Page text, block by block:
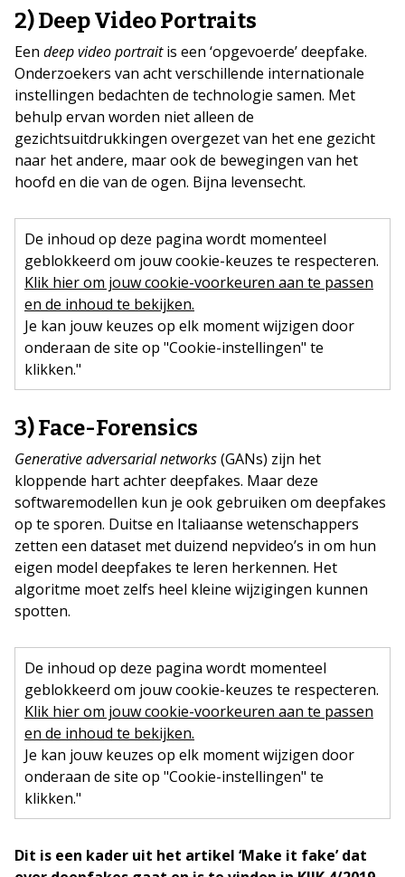
2) Deep Video Portraits
Een deep video portraitis een ‘opgevoerde’ deepfake.
Onderzoekers van acht verschillende internationale
instellingen bedachten de technologie samen. Met
behulp ervan worden niet alleen de
gezichtsuitdrukkingen overgezet van het ene gezicht
naar het andere, maar ook de bewegingen van het
hoofd en die van de ogen. Bijna levensecht.
De inhoud op deze pagina wordt momenteel
geblokkeerd om jouw cookie-keuzes te respecteren.
Klik hier om jouw cookie-voorkeuren aan te passen
en de inhoud te bekijken.
Je kan jouw keuzes op elk moment wijzigen door
onderaan de site op "Cookie-instellingen" te
klikken."
3) Face-Forensics
Generative adversarial networks(GANs) zijn het
kloppende hart achter deepfakes. Maar deze
softwaremodellen kun je ook gebruiken om deepfakes
op te sporen. Duitse en Italiaanse wetenschappers
zetten een dataset met duizend nepvideo’s in om hun
eigen model deepfakes te leren herkennen. Het
algoritme moet zelfs heel kleine wijzigingen kunnen
spotten.
De inhoud op deze pagina wordt momenteel
geblokkeerd om jouw cookie-keuzes te respecteren.
Klik hier om jouw cookie-voorkeuren aan te passen
en de inhoud te bekijken.
Je kan jouw keuzes op elk moment wijzigen door
onderaan de site op "Cookie-instellingen" te
klikken."
Dit is een kader uit het artikel ‘Make it fake’ dat